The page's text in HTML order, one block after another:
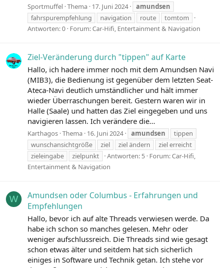
Sportmuffel Thema 17. Juni 2024
amundsen
fahrspurempfehlung
navigation route
tomtom
Antworten: 0 Forum:Car-Hifi, Entertainment & Navigation
Ziel-Veränderung durch "tippen" auf Karte
Hallo, ich hadere immer noch mit dem Amundsen Navi
(MIB3), die Bedienung ist gegenüber dem letzten Seat-
Ateca-Navi deutlich umständlicher und hält immer
wieder Überraschungen bereit. Gestern waren wir in
Halle (Saale) und hatten das Ziel eingegeben und uns
navigieren lassen. Ich verändere die...
Karthagos Thema 16. Juni 2024 amundsen
tippen
wunschansichtgröße
ziel ziel ändern
ziel erreicht
zieleingabe
zielpunkt Antworten: 5 Forum:Car-Hifi,
Entertainment & Navigation
W
Amundsen oder Columbus - Erfahrungen und
Empfehlungen
Hallo, bevor ich auf alte Threads verwiesen werde. Da
habe ich schon so manches gelesen. Mehr oder
weniger aufschlussreich. Die Threads sind wie gesagt
schon etwas älter und seitdem hat sich sicherlich
einiges in Software und Technik getan. Ich stehe vor